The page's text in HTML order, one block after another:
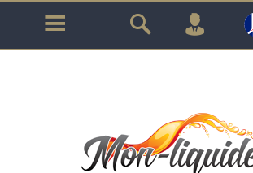
GARANTIE À VIE SUR TOUT
!!!